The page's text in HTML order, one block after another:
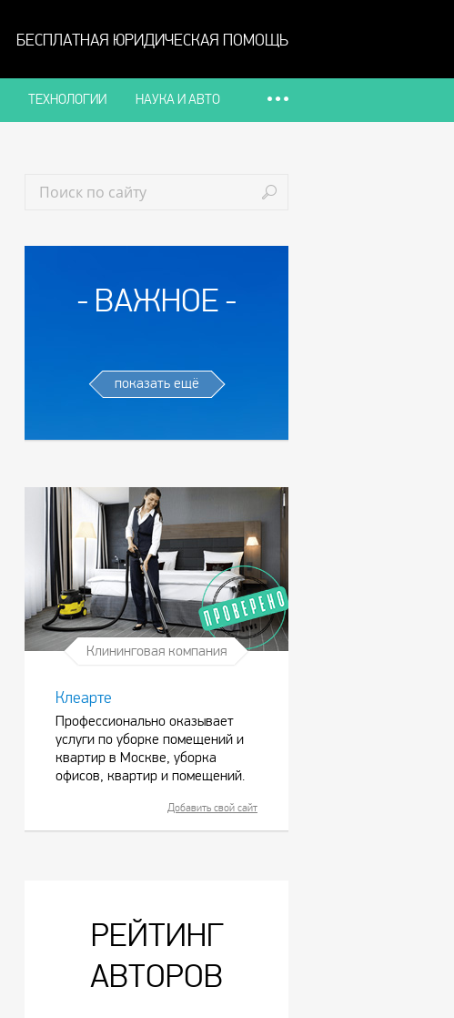
БЕСПЛАТНАЯ ЮРИДИЧЕСКАЯ ПОМОЩЬ
ТЕХНОЛОГИИ НАУКА И АВТО
ВАЖНОЕ
показать ещё
Клининговая компания
Клеарте
Профессионально оказывает
услуги по уборке помещений и
квартир в Москве, уборка
офисов, квартир и помещений.
Добавить свой сайт
РЕЙТИНГ
АВТОРОВ